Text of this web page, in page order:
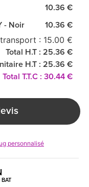
10.36 €
- Noir 10.36 €
: 15.00 €
Total H.T : 25.36 €
H.T : 25.36 €
Total T.T.C : 30.44 €
personnalisé